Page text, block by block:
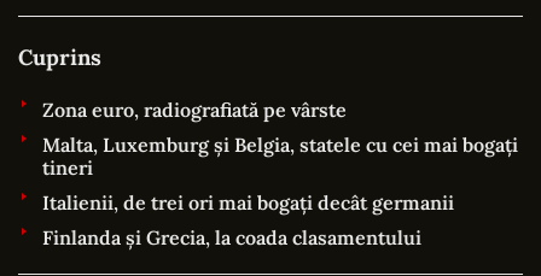
Cuprins
Zona euro, radiografiată pe vârste
Malta, Luxemburg și Belgia, statele cu cei mai bogați
tineri
Italienii, de trei ori mai bogați decât germanii
Finlanda și Grecia, la coada clasamentului